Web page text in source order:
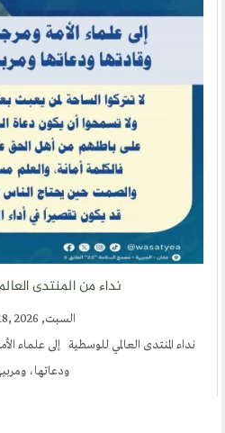
نداء من المنتدى
السبت, July 18, 2026
نداء المنتدى العالمي للوسطية إلى علماء
ودعاتها،